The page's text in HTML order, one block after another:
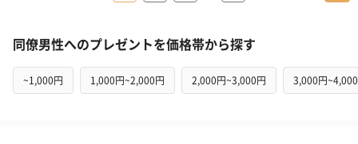
同僚男性へのプレゼントを価格帯から探す
~1,000円 1,000円~2,000円 2,000円~3,000円 3,000円